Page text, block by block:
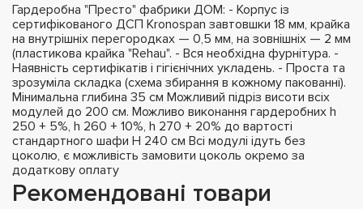
Гардеробна "Престо" фабрики ДОМ: - Корпус із
сертифікованого ДСП Kronospan завтовшки 18 мм, крайка
на внутрішніх перегородках — 0,5 мм, на зовнішніх — 2 мм
(пластикова крайка "Rehau". - Вся необхідна фурнітура. -
Наявність сертифікатів і гігієнічних укладень. - Проста та
зрозуміла складка (схема збирання в кожному пакованні).
Мінимальна глибина 35 см Можливий підріз висоти всіх
модулей до 200 см. Можливо виконання гардеробних h
250 + 5%, h 260 + 10%, h 270 + 20% до вартості
стандартного шафи H 240 см Всі модулі ідуть без
цоколю, є можливість замовити цоколь окремо за
додаткову оплату
Рекомендовані товари